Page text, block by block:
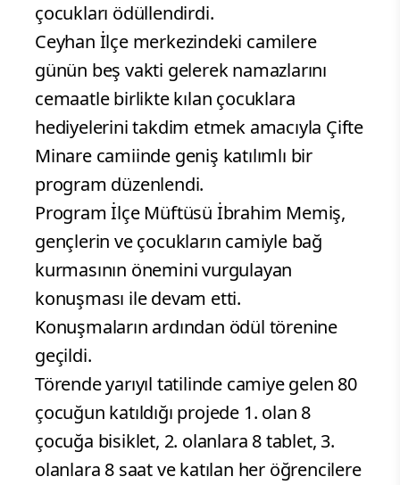
çocukları ödüllendirdi.
Ceyhan İlçe merkezindeki camilere
günün beş vakti gelerek namazlarını
cemaatle birlikte kılan çocuklara
hediyelerini takdim etmek amacıyla Çifte
Minare camiinde geniş katılımlı bir
program düzenlendi.
Program İlçe Müftüsü İbrahim Memiş,
gençlerin ve çocukların camiyle bağ
kurmasının önemini vurgulayan
konuşması ile devam etti.
Konuşmaların ardından ödül törenine
geçildi.
Törende yarıyıl tatilinde camiye gelen 80
çocuğun katıldığı projede 1. olan 8
çocuğa bisiklet, 2. olanlara 8 tablet, 3.
olanlara 8 saat ve katılan her öğrencilere